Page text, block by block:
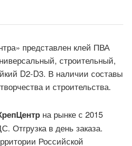
представлен клей ПВА
строительный,
D2-D3. В наличии составы
и строительства.
на рынке с 2015
Отгрузка в день заказа.
Российской